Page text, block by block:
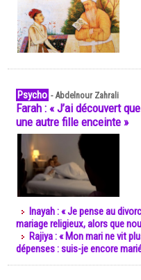
Psycho -Abdelnour Zahrali
Farah : « J’ai découvert
une autre fille enceinte »
Inayah : « Je pense au
mariage religieux, alors que
Rajiya : « Mon mari ne vit
dépenses : suis-je encore